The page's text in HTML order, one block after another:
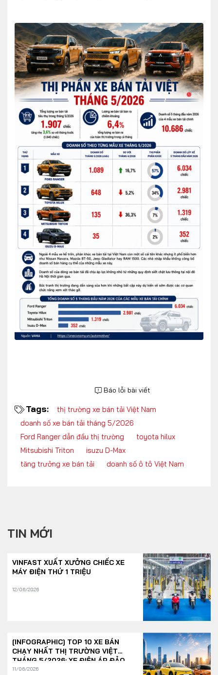
FOLLOW US
Facebook Youtube
CONTACT US
0972271616
ngocvu.vneconomy@gmail.com
Báo lỗi bài viết
Tags:
thị trường xe bán tải Việt Nam
doanh số xe bán tải tháng 5/2026
Ford Ranger dẫn đầu thị trường
toyota hilux
Mitsubishi Triton
isuzu D-Max
tăng trưởng xe bán tải
doanh số ô tô Việt Nam
TIN MỚI
VINFAST XUẤT XƯỞNG CHIẾC XE
MÁY ĐIỆN THỨ 1 TRIỆU
12/06/2026
[INFOGRAPHIC] TOP 10 XE BÁN
CHẠY NHẤT THỊ TRƯỜNG VIỆT
THÁNG 5/2026: XE ĐIỆN ÁP ĐẢO
11/06/2026